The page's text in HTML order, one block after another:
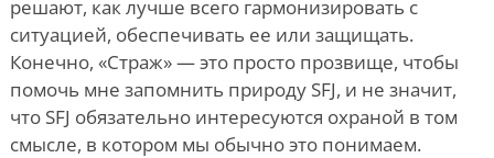
решают, как лучше всего гармонизировать с
ситуацией, обеспечивать ее или защищать.
Конечно, «Страж» — это просто прозвище, чтобы
помочь мне запомнить природу SFJ, и не значит,
что SFJ обязательно интересуются охраной в том
смысле, в котором мы обычно это понимаем.